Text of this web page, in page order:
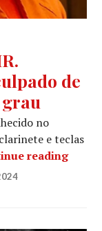
de
no
e teclas
reading